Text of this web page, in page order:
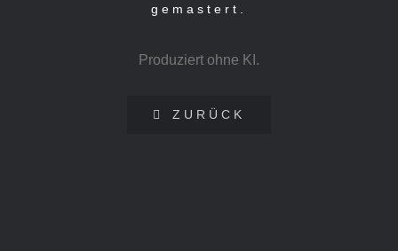
gemastert.
Produziert ohne KI.
ZURÜCK